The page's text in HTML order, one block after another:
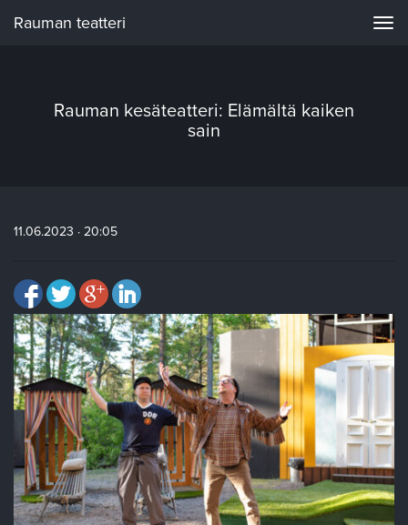
Rauman teatteri
Rauman kesäteatteri: Elämältä kaiken
sain
11.06.2023 · 20:05